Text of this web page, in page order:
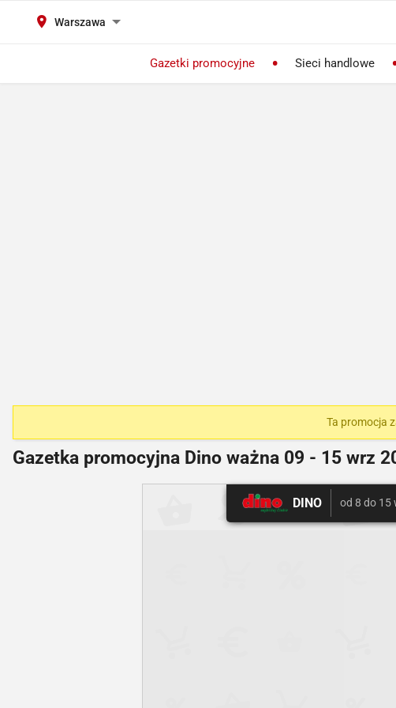
Warszawa
Gazetki promocyjne Sieci handlowe
Ta promocja
Gazetka promocyjna Dino ważna 09 - 15 wrz
DINO od 8 do 15